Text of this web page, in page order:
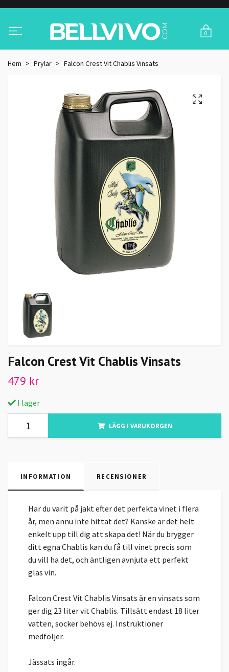
0
Hem Prylar Falcon Crest Vit Chablis Vinsats
Falcon Crest Vit Chablis Vinsats
479 kr
I lager
LÄGG I VARUKORGEN
INFORMATION RECENSIONER
Har du varit på jakt efter det perfekta vinet i flera
år, men ännu inte hittat det? Kanske är det helt
enkelt upp till dig att skapa det! När du brygger
ditt egna Chablis kan du få till vinet precis som
du vill ha det, och äntligen avnjuta ett perfekt
glas vin.
Falcon Crest Vit Chablis Vinsats är en vinsats som
ger dig 23 liter vit Chablis. Tillsätt endast 18 liter
vatten, socker behövs ej. Instruktioner
medföljer.
Jässats ingår.